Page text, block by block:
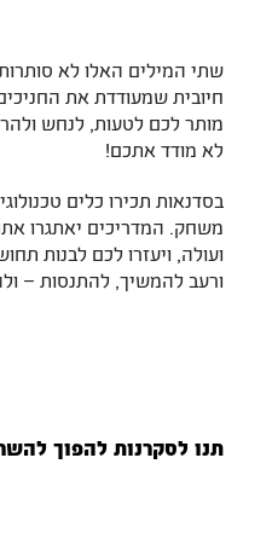
שתי המילים האלו לא
חיובית שמעודדת את
מותר לכם לטעות, לנחש
לא מודד אתכם!
בסדנאות תכירו כלים
משחק. המדריכים יאתגרו
ועולה, ויעזרו לכם לבנות
ורעב להמשיך, להתנסות –
תנו לסקרנות להפוך